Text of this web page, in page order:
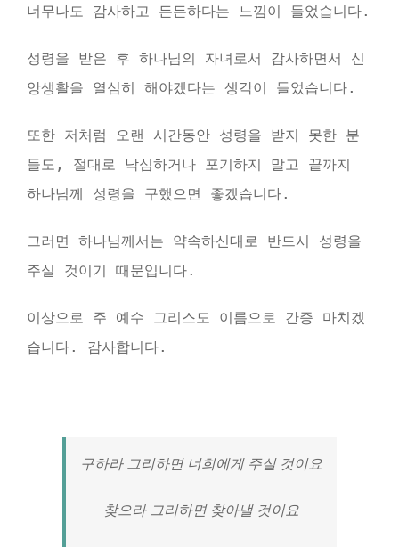
너무나도 감사하고 든든하다는 느낌이 들었습니다.
성령을 받은 후 하나님의 자녀로서 감사하면서 신
앙생활을 열심히 해야겠다는 생각이 들었습니다.
또한 저처럼 오랜 시간동안 성령을 받지 못한 분
들도, 절대로 낙심하거나 포기하지 말고 끝까지
하나님께 성령을 구했으면 좋겠습니다.
그러면 하나님께서는 약속하신대로 반드시 성령을
주실 것이기 때문입니다.
이상으로 주 예수 그리스도 이름으로 간증 마치겠
습니다. 감사합니다.
구하라 그리하면 너희에게 주실 것이요
찾으라 그리하면 찾아낼 것이요